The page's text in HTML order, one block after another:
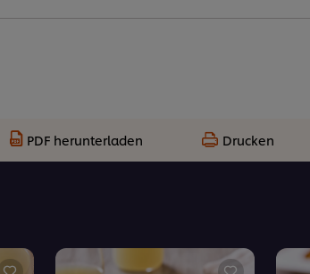
PDF herunterladen Drucken